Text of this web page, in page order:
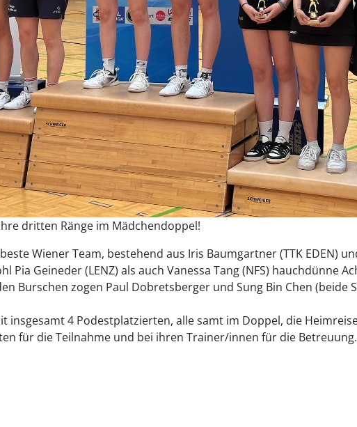
dritten Ränge im Mädchendoppel!
Wiener Team, bestehend aus Iris Baumgartner (TTK EDEN)
Pia Geineder (LENZ) als auch Vanessa Tang (NFS) hauchdünne
Burschen zogen Paul Dobretsberger und Sung Bin Chen (beide
insgesamt 4 Podestplatzierten, alle samt im Doppel, die
für die Teilnahme und bei ihren Trainer/innen für die Betreuung.